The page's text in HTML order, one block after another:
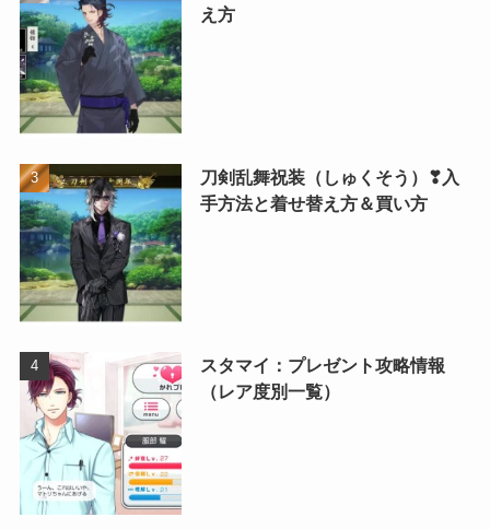
え方
刀剣乱舞祝装（しゅくそう）❣入
手方法と着せ替え方＆買い方
スタマイ：プレゼント攻略情報
（レア度別一覧）